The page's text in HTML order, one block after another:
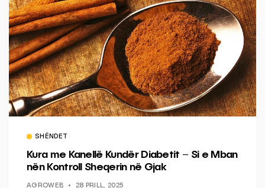
SHËNDET
Kura me Kanellë Kundër Diabetit – Si e Mban
nën Kontroll Sheqerin në Gjak
AGROWEB 28 PRILL, 2025